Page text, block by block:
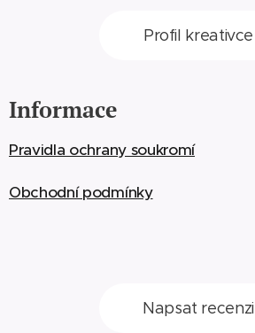
Profil kreativce
Informace
Pravidla ochrany soukromí
Obchodní podmínky
Napsat recenzi